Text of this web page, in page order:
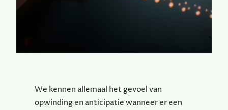
We kennen allemaal het gevoel van
opwinding en anticipatie wanneer er een